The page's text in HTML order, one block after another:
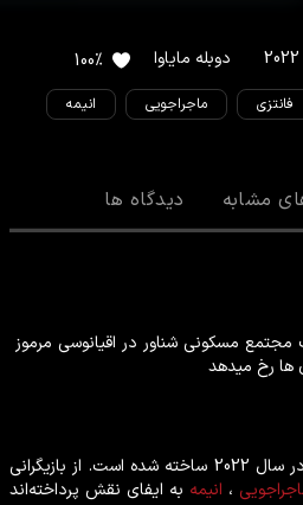
2022 دوبله مایاوا 100%
فانتزی ماجراجویی انیمه
دیدگاه ها
مسکونی شناور در اقیانوسی مرموز
ها رخ میدهد
در سال
ساخته شده است. از بازیگرانی
، انیمه به ایفای نقش پرداخته‌اند